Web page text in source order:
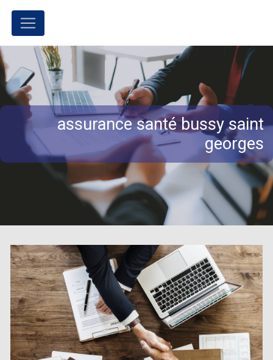
Panneau de gestion des cookies
assurance santé bussy saint
georges